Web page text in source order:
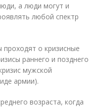
а люди могут и
любой спектр
о кризисные
раннего и позднего
мужской
армии).
возраста, когда